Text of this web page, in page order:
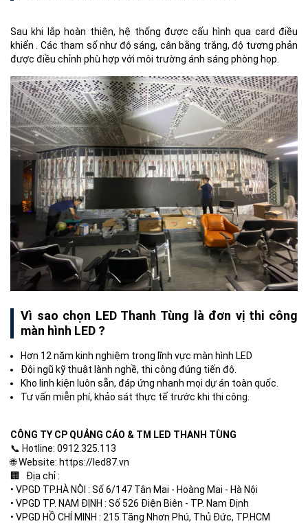
Sau khi lắp hoàn thiện, hệ thống được cấu hình qua card điều
khiển . Các tham số như độ sáng, cân bằng trắng, độ tương phản
được điều chỉnh phù hợp với môi trường ánh sáng phòng họp.
Vì sao chọn LED Thanh Tùng là đơn vị thi công
màn hình LED ?
Hơn 12 năm kinh nghiệm trong lĩnh vực màn hình LED
Đội ngũ kỹ thuật lành nghề, thi công đúng tiến độ.
Kho linh kiện luôn sẵn, đáp ứng nhanh mọi dự án toàn quốc.
Tư vấn miễn phí, khảo sát thực tế trước khi thi công.
CÔNG TY CP QUẢNG CÁO & TM LED THANH TÙNG
📞 Hotline: 0912.325.113
🌐 Website: https://led87.vn
🏢 Địa chỉ :
• VPGD TP.HÀ NỘI : Số 6/147 Tân Mai - Hoàng Mai - Hà Nội
• VPGD TP. NAM ĐỊNH : Số 526 Điện Biên - TP. Nam Định
• VPGD HỒ CHÍ MINH : 215 Tăng Nhơn Phú, Thủ Đức, TP.HCM